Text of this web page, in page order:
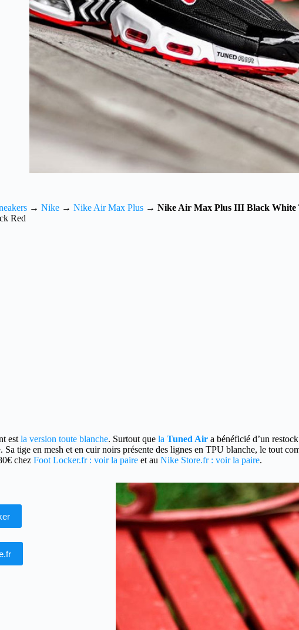
→ Nike → Nike Air Max Plus → Nike Air Max Plus III Black White
Red
est la version toute blanche. Surtout que la Tuned Air a bénéficié d’un
tige en mesh et en cuir noirs présente des lignes en TPU blanche, le tout
chez Foot Locker.fr : voir la paire et au Nike Store.fr : voir la paire.